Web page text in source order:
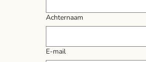
Achternaam
E-mail